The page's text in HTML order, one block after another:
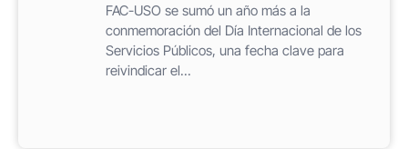
FAC-USO se sumó un año más a la
conmemoración del Día Internacional de los
Servicios Públicos, una fecha clave para
reivindicar el...